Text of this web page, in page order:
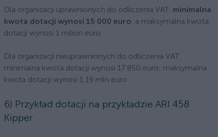
Dla organizacji uprawnionych do odliczenia VAT: minimalna
kwota dotacji wynosi 15 000 euro, a maksymalna kwota
dotacji wynosi 1 milion euro
Dla organizacji nieuprawnionych do odliczenia VAT:
minimalna kwota dotacji wynosi 17 850 euro; maksymalna
kwota dotacji wynosi 1,19 mln euro
6) Przykład dotacji na przykładzie ARI 458
Kipper